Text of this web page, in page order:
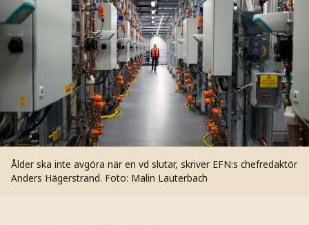
Ålder ska inte avgöra när en vd slutar, skriver EFN:s chefredaktör
Anders Hägerstrand. Foto: Malin Lauterbach